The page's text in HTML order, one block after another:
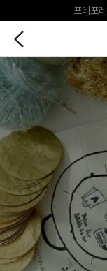
포레포
하우스오브